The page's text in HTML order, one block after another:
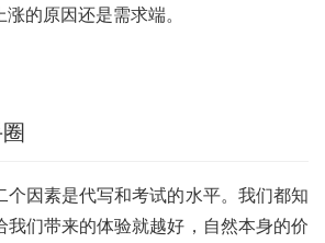
的原因还是需求端。
个因素是代写和考试的水平。我们都知
我们带来的体验就越好，自然本身的价